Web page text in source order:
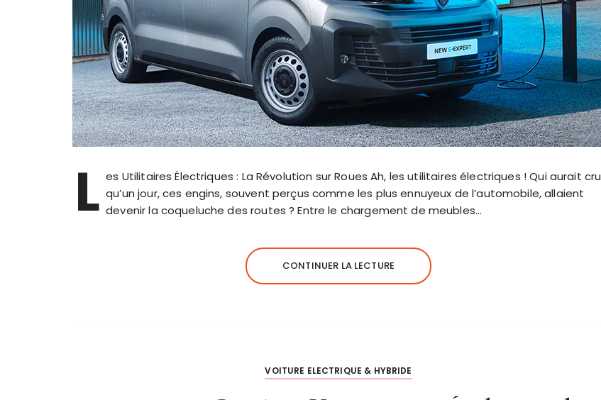
L es Utilitaires Électriques : La Révolution sur Roues Ah, les utilitaires électriques ! Qui aurait cru
qu’un jour, ces engins, souvent perçus comme les plus ennuyeux de l’automobile, allaient
devenir la coqueluche des routes ? Entre le chargement de meubles…
CONTINUER LA LECTURE
VOITURE ELECTRIQUE & HYBRIDE